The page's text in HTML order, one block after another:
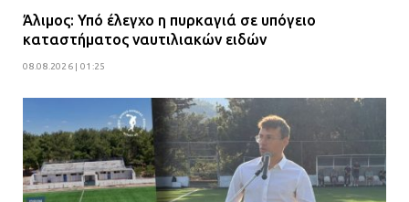
Άλιμος: Υπό έλεγχο η πυρκαγιά σε υπόγειο
καταστήματος ναυτιλιακών ειδών
08.08.2026 | 01:25